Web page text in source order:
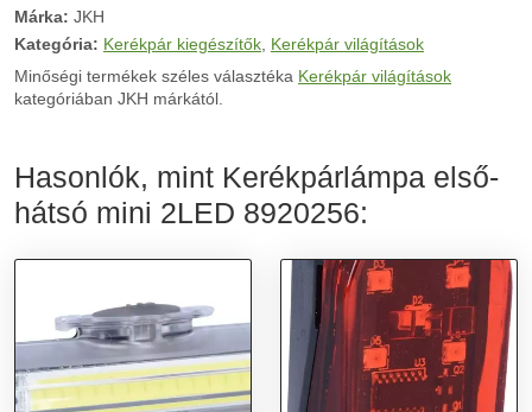
Márka: JKH
Kategória: Kerékpár kiegészítők Kerékpár világítások
Minőségi termékek széles választéka Kerékpár világítások
kategóriában JKH márkától.
Hasonlók, mint Kerékpárlámpa első-
hátsó mini 2LED 8920256: